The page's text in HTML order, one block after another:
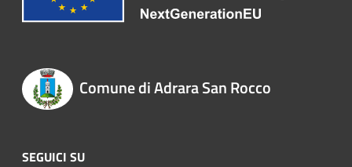
Comune di Adrara San Rocco
SEGUICI SU